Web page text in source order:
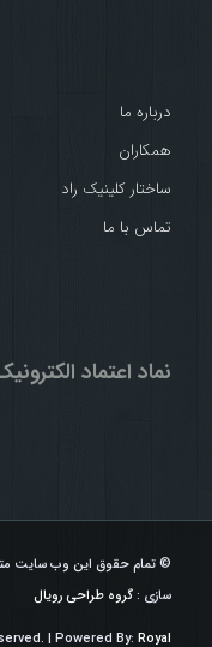
درباره ما
همکاران
ساختار کلینیک راد
تماس با ما
نماد اعتماد
© تمام حقوق این وب سایت
سازی :گروه طراحی رویال
| Powered By:Royal